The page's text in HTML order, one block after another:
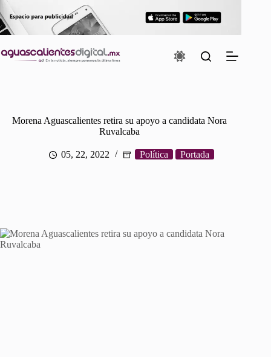
al
contenido
Morena Aguascalientes retira su apoyo a candidata Nora
Ruvalcaba
05, 22, 2022 Política Portada